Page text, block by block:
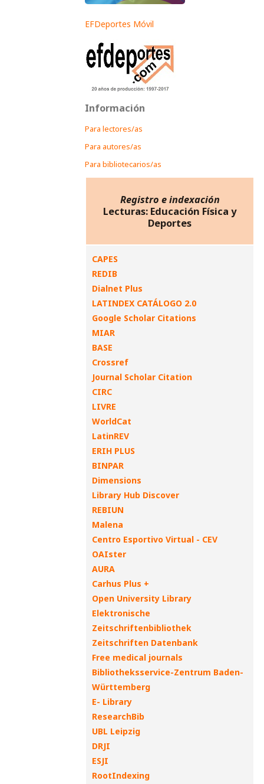
EFDeportes Móvil
Información
Para lectores/as
Para autores/as
Para bibliotecarios/as
Registro e indexación
Lecturas: Educación Física y
Deportes
CAPES
REDIB
Dialnet Plus
LATINDEX CATÁLOGO 2.0
Google Scholar Citations
MIAR
BASE
Crossref
Journal Scholar Citation
CIRC
LIVRE
WorldCat
LatinREV
ERIH PLUS
BINPAR
Dimensions
Library Hub Discover
REBIUN
Malena
Centro Esportivo Virtual - CEV
OAIster
AURA
Carhus Plus +
Open University Library
Elektronische
Zeitschriftenbibliothek
Zeitschriften Datenbank
Free medical journals
Bibliotheksservice-Zentrum Baden-
Württemberg
E- Library
ResearchBib
UBL Leipzig
DRJI
ESJI
RootIndexing